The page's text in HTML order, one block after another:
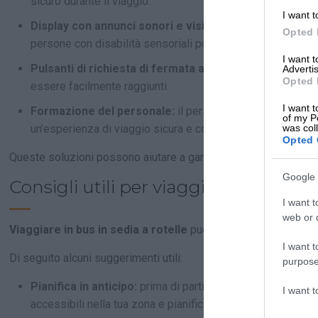
I want
Opted
I want
Opted
I want
of my
was
Opted
Google
I want
web or
I want
I want
Display con annunci sonori e visivi:
i bus dovrebbero
persone con disabilità sensoriali possano sapere dove
Pulsanti di richiesta di fermata accessibili:
i pulsanti
essere facilmente raggiunti.
Formazione del personale: il personale del bus
un’esperienza di viaggio sicura e confortevole per tutti.
Queste soluzioni possono aiutare a garantire che i mezzi
Consigli utili per viaggiare in bus in
Viaggiare in bus in sedia a rotelle può essere una sfida,
Di seguito alcuni suggerimenti utili:
Pianifica in anticipo: prima di partire, verifica gli orari
accessibili nella tua zona e pianifica il tuo itinerario in